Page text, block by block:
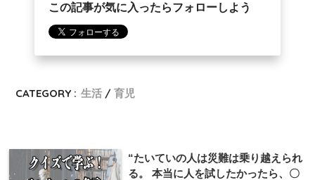
この記事が気に入ったらフォローしよう
CATEGORY : 生活 育児
“たいていの人は災難は乗り越えられ
る。 本当に人を試したかったら、〇